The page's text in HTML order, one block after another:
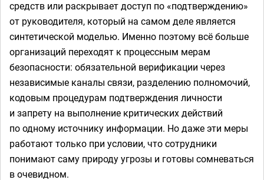
средств или раскрывает доступ по «подтверждению»
от руководителя, который на самом деле является
синтетической моделью. Именно поэтому всё больше
организаций переходят к процессным мерам
безопасности: обязательной верификации через
независимые каналы связи, разделению полномочий,
кодовым процедурам подтверждения личности
и запрету на выполнение критических действий
по одному источнику информации. Но даже эти меры
работают только при условии, что сотрудники
понимают саму природу угрозы и готовы сомневаться
в очевидном.